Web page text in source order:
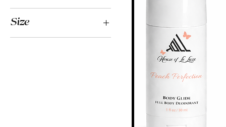
Peach Perfection
Size
1 fl oz Set